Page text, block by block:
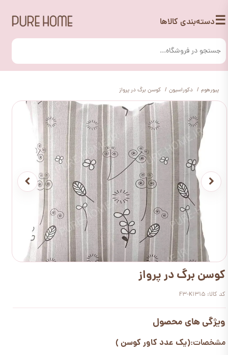
☰دسته‌بندی کالاها
پیورهوم دکوراسیون کوسن برگ در پرواز
کوسن برگ در پرواز
کد کالا: F3-K1315
ویژگی های محصول
مشخصات:(یک عدد کاور کوسن )